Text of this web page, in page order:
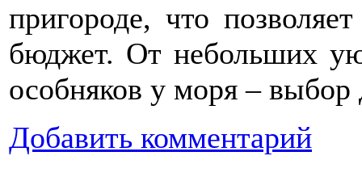
пригороде, что
бюджет. От небольших
особняков у моря – выбор
Добавить комментарий